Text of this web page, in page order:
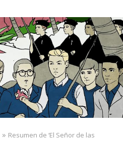
» Resumen de ‘El Señor de las